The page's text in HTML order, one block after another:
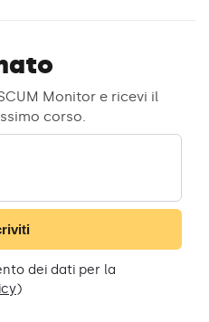
Monitor e ricevi il
corso.
dei dati per la
)